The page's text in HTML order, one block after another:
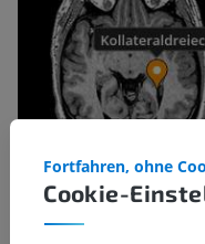
Cookie-
Fortfahren, ohne